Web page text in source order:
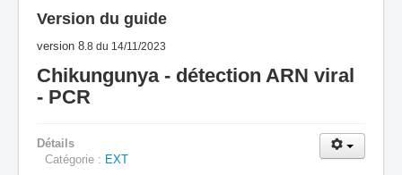
Version du guide
version 8.8 du 14/11/2023
Chikungunya - détection ARN viral
- PCR
Détails
Catégorie : EXT